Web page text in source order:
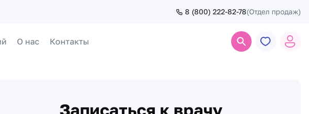
8 (800) 222-82-78(Отдел продаж)
О нас Контакты
Записаться к врачу